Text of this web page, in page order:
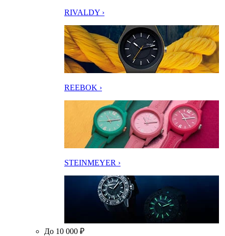
RIVALDY ›
REEBOK ›
STEINMEYER ›
До 10 000 ₽